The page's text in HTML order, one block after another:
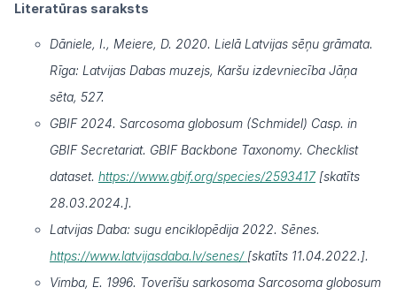
Literatūras saraksts
Dāniele, I., Meiere, D. 2020. Lielā Latvijas sēņu grāmata.
Rīga: Latvijas Dabas muzejs, Karšu izdevniecība Jāņa
sēta, 527.
GBIF 2024. Sarcosoma globosum (Schmidel) Casp. in
GBIF Secretariat. GBIF Backbone Taxonomy. Checklist
dataset. https://www.gbif.org/species/2593417 [skatīts
28.03.2024.].
Latvijas Daba: sugu enciklopēdija 2022. Sēnes.
https://www.latvijasdaba.lv/senes/ [skatīts 11.04.2022.].
Vimba, E. 1996. Toverīšu sarkosoma Sarcosoma globosum